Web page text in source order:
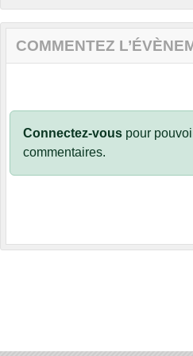
COMMENTEZ
Connectez-vous pour
commentaires.